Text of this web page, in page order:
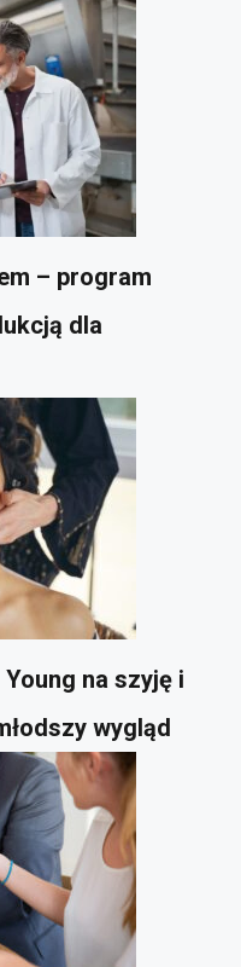
– program
dla
na szyję i
wygląd